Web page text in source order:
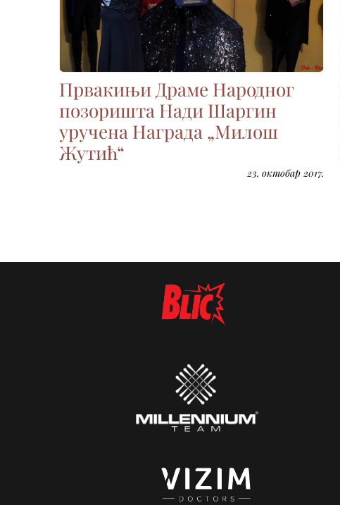
Првакињи Драме Народног
позоришта Нади Шаргин
уручена Награда „Милош
Жутић“
23. октобар 2017.